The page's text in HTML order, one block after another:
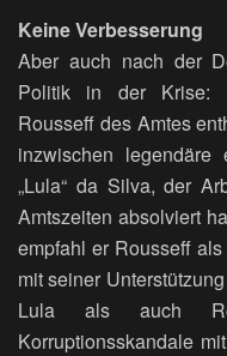
Keine Verbesserung
Aber auch nach der
Politik in der Krise:
Rousseff des Amtes
inzwischen legendäre
„Lula“ da Silva, der
Amtszeiten absolviert
empfahl er Rousseff
mit seiner
Lula als auch
Korruptionsskandale